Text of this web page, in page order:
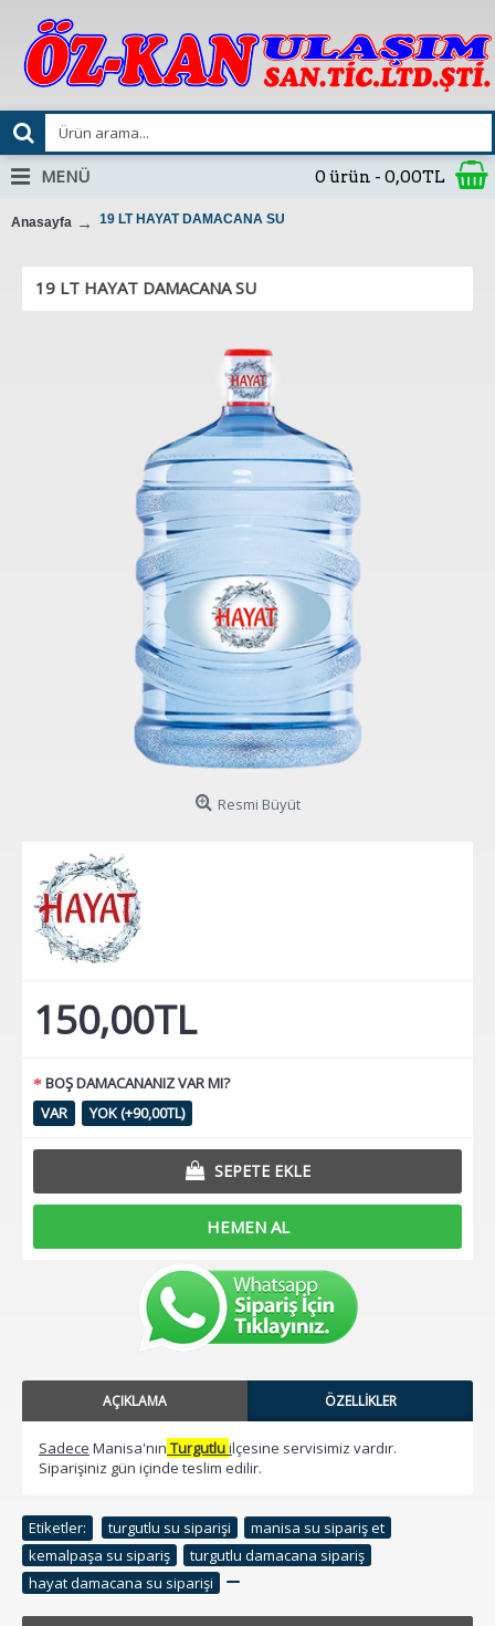
0 ürün - 0,00TL
MENÜ
Anasayfa 19 LT HAYAT DAMACANA SU
19 LT HAYAT DAMACANA SU
Resmi Büyüt
150,00TL
BOŞ DAMACANANIZ VAR MI?
VAR
YOK (+90,00TL)
SEPETE EKLE
HEMEN AL
AÇIKLAMA ÖZELLIKLER
Sadece Manisa'nın Turgutluilçesine servisimiz vardır.
Siparişiniz gün içinde teslim edilir.
Etiketler: turgutlu su siparişi manisa su sipariş et
kemalpaşa su sipariş
turgutlu damacana sipariş
hayat damacana su siparişi